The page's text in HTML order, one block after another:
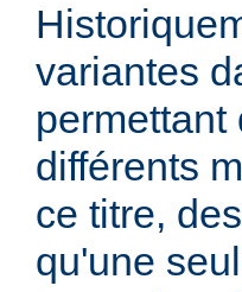
variantes
différents
ce titre,
qu'une